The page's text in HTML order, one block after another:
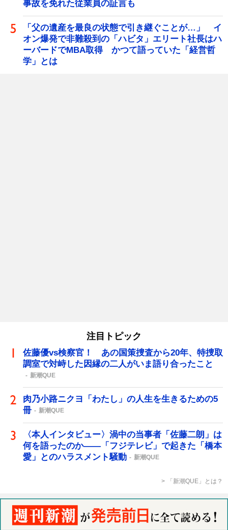
事故を免れた従業員の証言も
「父の遺産を最良の状態で引き継ぐことが…」 イ
オン爆発で非難殺到の「ハビタ」エリート社長はハ
ーバードでMBA取得 かつて語っていた「経営哲
学」とは
注目トピック
佐藤優vs検察官！ あの国策捜査から20年、特捜取
調室で対峙した因縁の二人がいま語り合ったこと
新潮QUE
肉乃小路ニクヨ「わたし」の人生を生きるための5
冊
新潮QUE
〈本人インタビュー〉渦中の当事者「佐藤二朗」は
何を語ったのか――「フジテレビ」で起きた「橋本
愛」とのハラスメント騒動
新潮QUE
「新潮QUE」とは？